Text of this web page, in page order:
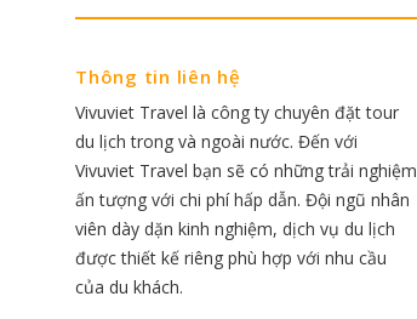
Thông tin liên hệ
Vivuviet Travel là công ty chuyên đặt tour
du lịch trong và ngoài nước. Đến với
Vivuviet Travel bạn sẽ có những trải nghiệm
ấn tượng với chi phí hấp dẫn. Đội ngũ nhân
viên dày dặn kinh nghiệm, dịch vụ du lịch
được thiết kế riêng phù hợp với nhu cầu
của du khách.